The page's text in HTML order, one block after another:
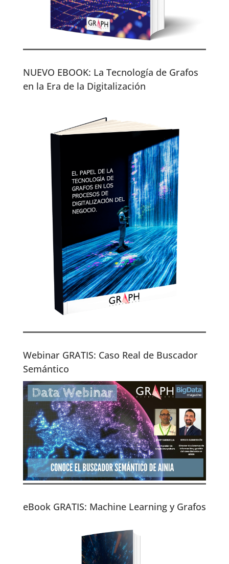
NUEVO EBOOK: La Tecnología de Grafos
en la Era de la Digitalización
Webinar GRATIS: Caso Real de Buscador
Semántico
eBook GRATIS: Machine Learning y Grafos